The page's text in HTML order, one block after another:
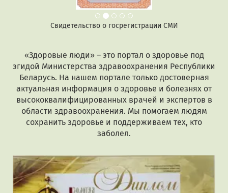
Свидетельство о госрегистрации СМИ
«Здоровые люди» – это портал о здоровье под
эгидой Министерства здравоохранения Республики
Беларусь. На нашем портале только достоверная
актуальная информация о здоровье и болезнях от
высококвалифицированных врачей и экспертов в
области здравоохранения. Мы помогаем людям
сохранить здоровье и поддерживаем тех, кто
заболел.